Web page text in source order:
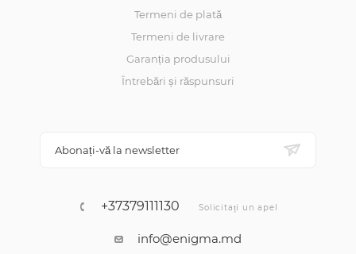
Termeni de plată
Termeni de livrare
Garanția produsului
Întrebări și răspunsuri
Abonați-vă la newsletter
+37379111130 Solicitați un apel
info@enigma.md